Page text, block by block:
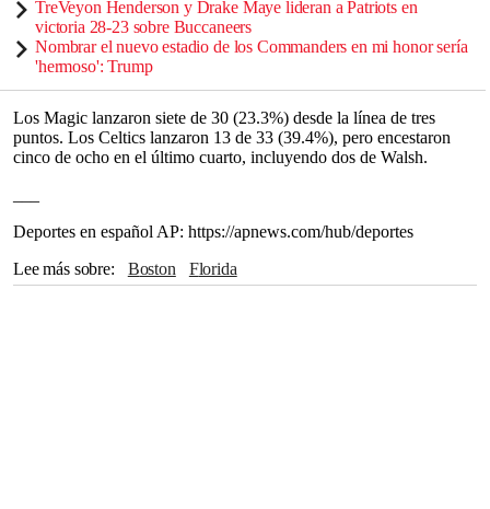
TreVeyon Henderson y Drake Maye lideran a Patriots en
victoria 28-23 sobre Buccaneers
Nombrar el nuevo estadio de los Commanders en mi honor sería
'hermoso': Trump
Los Magic lanzaron siete de 30 (23.3%) desde la línea de tres
puntos. Los Celtics lanzaron 13 de 33 (39.4%), pero encestaron
cinco de ocho en el último cuarto, incluyendo dos de Walsh.
Deportes en español AP: https://apnews.com/hub/deportes
Lee más sobre
Boston Florida